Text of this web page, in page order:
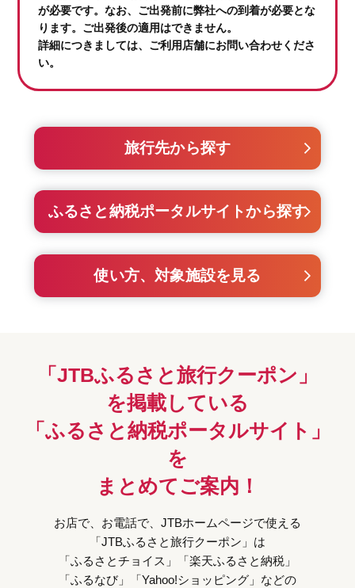
が必要です。なお、ご出発前に弊社への到着が必要とな
ります。ご出発後の適用はできません。
詳細につきましては、ご利用店舗にお問い合わせくださ
い。
旅行先から探す
ふるさと納税ポータルサイトから探す
使い方、対象施設を見る
「JTBふるさと旅行クーポン」
を掲載している
「ふるさと納税ポータルサイト」
を
まとめてご案内！
お店で、お電話で、JTBホームページで使える
「JTBふるさと旅行クーポン」は
「ふるさとチョイス」「楽天ふるさと納税」
「ふるなび」「Yahoo!ショッピング」などの